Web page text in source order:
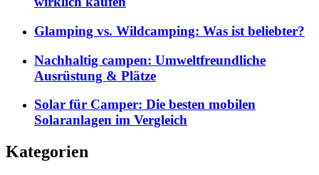
Glamping vs. Wildcamping: Was ist beliebter?
Nachhaltig campen: Umweltfreundliche
Ausrüstung & Plätze
Solar für Camper: Die besten mobilen
Solaranlagen im Vergleich
Kategorien